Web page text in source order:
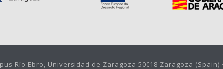
Río Ebro, Universidad de Zaragoza 50018 Zaragoza (Spain) ·